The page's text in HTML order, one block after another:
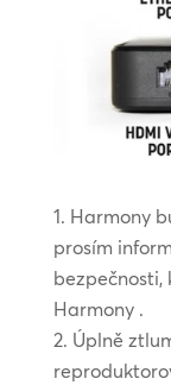
Harmony
prosím
bezpečnosti,
Harmony .
Úplně